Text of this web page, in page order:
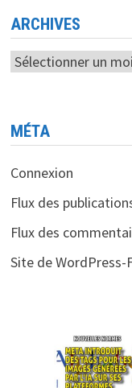
ORAN
ARCHIVES
Archives
MÉTA
Connexion
Flux des
Flux des
Site de WordPress-